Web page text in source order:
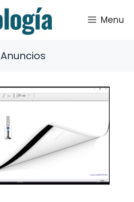
Menu
Anuncios